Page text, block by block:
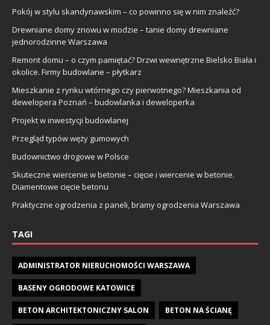
Pokój w stylu skandynawskim – co powinno się w nim znaleźć?
Drewniane domy znowu w modzie – tanie domy drewniane
jednorodzinne Warszawa
Remont domu – o czym pamiętać? Drzwi wewnętrzne Bielsko Biała i
okolice. Firmy budowlane – płytkarz
Mieszkanie z rynku wtórnego czy pierwotnego? Mieszkania od
dewelopera Poznań – budowlanka i deweloperka
Projekt w inwestycji budowlanej
Przegląd typów węży gumowych
Budownictwo drogowe w Polsce
Skuteczne wiercenie w betonie – cięcie i wiercenie w betonie.
Diamentowe cięcie betonu
Praktyczne ogrodzenia z paneli, bramy ogrodzenia Warszawa
TAGI
ADMINISTRATOR NIERUCHOMOŚCI WARSZAWA
BASENY OGRODOWE KATOWICE
BETON ARCHITEKTONICZNY SALON BETON NA ŚCIANĘ